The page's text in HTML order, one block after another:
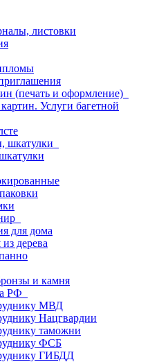
листовки
(печать и оформление)
Услуги багетной
шкатулки
для дома
дерева
и камня
РФ
МВД
Нацгвардии
таможни
ФСБ
ГИБДД